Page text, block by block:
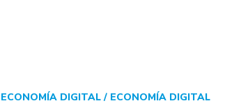
ECONOMÍA DIGITAL / ECONOMÍA DIGITAL